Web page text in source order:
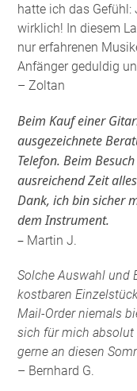
hatte ich das
wirklich! In diesem
nur erfahrenen
Anfänger geduldig
– Zoltan
Beim Kauf einer
ausgezeichnete
Telefon. Beim
ausreichend Zeit
Dank, ich bin sicher
dem Instrument.
– Martin J.
Solche Auswahl und
kostbaren
Mail-Order niemals
sich für mich
gerne an diesen
– Bernhard G.